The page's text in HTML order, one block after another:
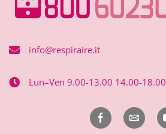
info@respiraire.it
Lun–Ven 9.00-13.00 14.00-18.00